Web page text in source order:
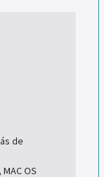
de
OS